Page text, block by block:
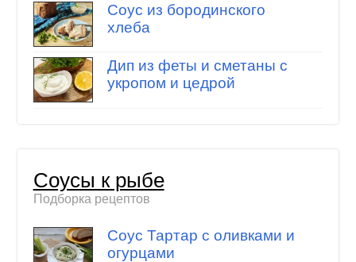
Соус из бородинского
хлеба
Дип из феты и сметаны с
укропом и цедрой
Соусы к рыбе
Подборка рецептов
Соус Тартар с оливками и
огурцами